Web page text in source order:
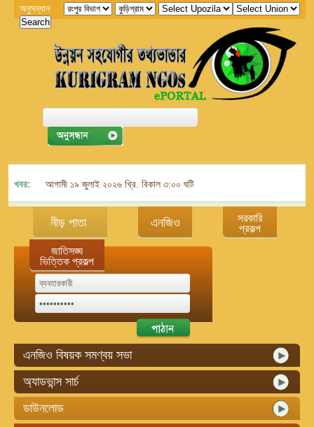
অনুসন্ধান
খবর: আগামী ১৯ জুলাই ২০২৬ খ্রি. বিকাল ৩:০০ ঘটিকায় জেলা এনজিও বিষয়ক সমন্বয়
নীড় পাতা এনজিও
সরকারি
প্রকল্প
জাতিসঙ্ঘ
ভিত্তিক প্রকল্প
এনজিও বিষয়ক সমণ্বয় সভা
অ্যাডভান্স সার্চ
ডাউনলোড